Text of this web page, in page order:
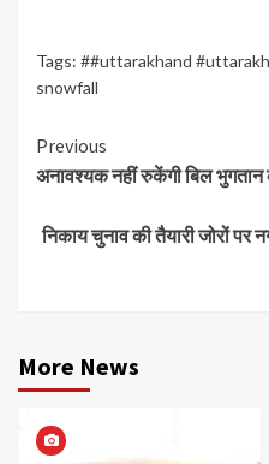
Tags: ##uttarakhand
snowfall
Continue
Reading
Previous
अनावश्यक नहीं रुकेंगी बिल
निकाय चुनाव की तैयारी जोरों पर
More News